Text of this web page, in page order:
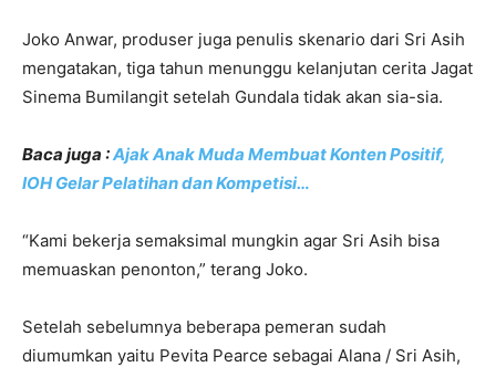
Joko Anwar, produser juga penulis skenario dari Sri Asih
mengatakan, tiga tahun menunggu kelanjutan cerita Jagat
Sinema Bumilangit setelah Gundala tidak akan sia-sia.
Baca juga :Ajak Anak Muda Membuat Konten Positif,
IOH Gelar Pelatihan dan Kompetisi…
“Kami bekerja semaksimal mungkin agar Sri Asih bisa
memuaskan penonton,” terang Joko.
Setelah sebelumnya beberapa pemeran sudah
diumumkan yaitu Pevita Pearce sebagai Alana / Sri Asih,